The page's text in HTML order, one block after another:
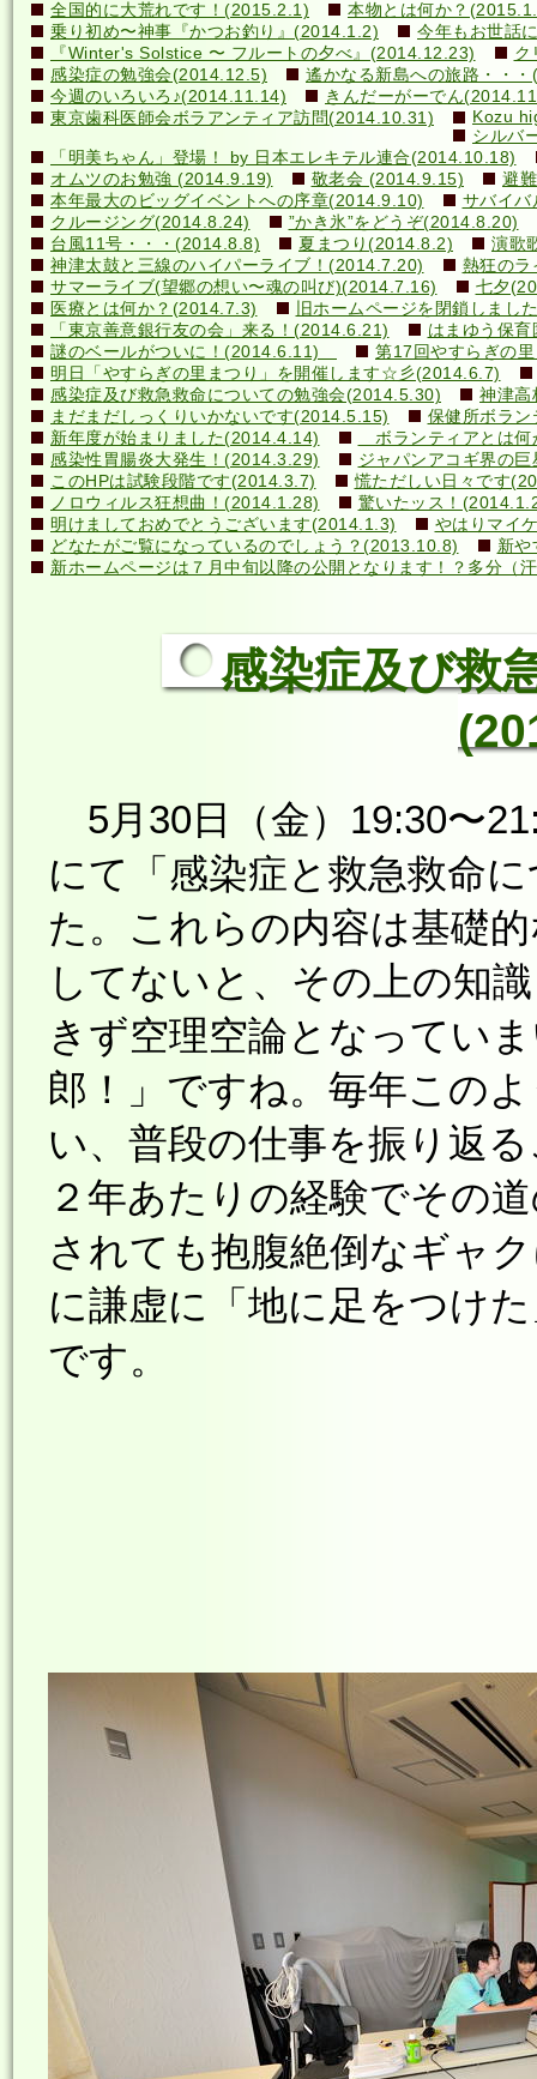
全国的に大荒れです！(2015.2.1)
本物とは何か？
乗り初め〜神事『かつお釣り』(2014.1.2)
今年もお世話
『Winter's Solstice 〜 フルートの夕べ』(2014.12.23)
ク
感染症の勉強会(2014.12.5)
遙かなる新島への旅路・・
今週のいろいろ♪(2014.11.14)
きんだーがーでん
東京歯科医師会ボラアンティア訪問(2014.10.31)
Kozu
シルバ
「明美ちゃん」登場！ by 日本エレキテル連合(2014.10.18)
オムツのお勉強 (2014.9.19)
敬老会 (2014.9.15)
避
本年最大のビッグイベントへの序章(2014.9.10)
サバイ
クルージング(2014.8.24)
”かき氷”をどうぞ(2014.8.20)
台風11号・・・(2014.8.8)
夏まつり(2014.8.2)
演歌
神津太鼓と三線のハイパーライブ！(2014.7.20)
熱狂の
サマーライブ(望郷の想い〜魂の叫び)(2014.7.16)
七夕
医療とは何か？(2014.7.3)
旧ホームページを閉鎖しまし
「東京善意銀行友の会」来る！(2014.6.21)
はまゆう保
謎のベールがついに！(2014.6.11)
第17回やすらぎの
明日「やすらぎの里まつり」を開催します☆彡(2014.6.7)
感染症及び救急救命についての勉強会(2014.5.30)
神津高
まだまだしっくりいかないです(2014.5.15)
保健所ボラ
新年度が始まりました(2014.4.14)
ボランティアとは
感染性胃腸炎大発生！(2014.3.29)
ジャパンアコギ界の
このHPは試験段階です(2014.3.7)
慌ただしい日々です
ノロウィルス狂想曲！(2014.1.28)
驚いたッス！
明けましておめでとうございます(2014.1.3)
やはりマイ
どなたがご覧になっているのでしょう？(2013.10.8)
新や
新ホームページは７月中旬以降の公開となります！？多分
感染症及び救
5月30日（金）19:30〜
にて「感染症と救急救命
た。これらの内容は基礎
してないと、その上の知
きず空理空論となってい
郎！」ですね。毎年この
い、普段の仕事を振り返
２年あたりの経験でその
されても抱腹絶倒なギャ
に謙虚に「地に足をつけ
です。